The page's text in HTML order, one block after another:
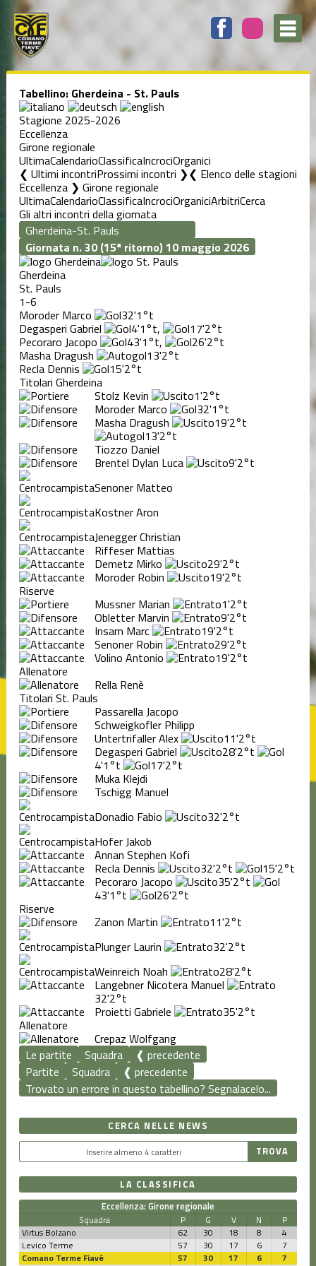
Tabellino: Gherdeina - St. Pauls
Stagione 2025-2026
Eccellenza
Girone regionale
UltimaCalendarioClassificaIncrociOrganici
❮ Ultimi incontriProssimi incontri ❯ Elenco delle stagioni
Eccellenza ❯ Girone regionale
UltimaCalendarioClassificaIncrociOrganiciArbitriCerca
Gli altri incontri della giornata
Giornata n. 30 (15ª ritorno) 10 maggio 2026
Gherdeina
St. Pauls
1-6
Moroder Marco 32'1°t
Degasperi Gabriel 4'1°t, 17'2°t
Pecoraro Jacopo 43'1°t, 26'2°t
Masha Dragush 13'2°t
Recla Dennis 15'2°t
Titolari Gherdeina
Stolz Kevin 1'2°t
Moroder Marco 32'1°t
Masha Dragush 19'2°t
13'2°t
Tiozzo Daniel
Brentel Dylan Luca 9'2°t
Senoner Matteo
Kostner Aron
Jenegger Christian
Riffeser Mattias
Demetz Mirko 29'2°t
Moroder Robin 19'2°t
Riserve
Mussner Marian 1'2°t
Obletter Marvin 9'2°t
Insam Marc 19'2°t
Senoner Robin 29'2°t
Volino Antonio 19'2°t
Allenatore
Rella Renè
Titolari St. Pauls
Passarella Jacopo
Schweigkofler Philipp
Untertrifaller Alex 11'2°t
Degasperi Gabriel 28'2°t
4'1°t 17'2°t
Muka Klejdi
Tschigg Manuel
Donadio Fabio
32'2°t
Hofer Jakob
Annan Stephen Kofi
Recla Dennis 32'2°t 15'2°t
Pecoraro Jacopo 35'2°t
43'1°t 26'2°t
Riserve
Zanon Martin 11'2°t
Plunger Laurin
32'2°t
Weinreich Noah
28'2°t
Langebner Nicotera Manuel
32'2°t
Proietti Gabriele 35'2°t
Allenatore
Crepaz Wolfgang
Le partite
Squadra
❰ precedente
Partite
Squadra
❰ precedente
Trovato un errore in questo tabellino? Segnalacelo...
CERCA NELLE NEWS
LA CLASSIFICA
Eccellenza: Girone regionale
Squadra P G V N
P
Virtus Bolzano
62 30 18 8
4
Levico Terme
57 30 17 6
7
Comano Terme Fiavé
57 30 17 6
7